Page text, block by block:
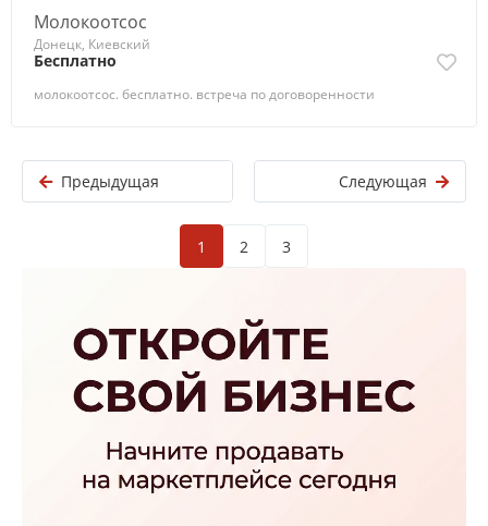
Молокоотсос
Донецк, Киевский
Бесплатно
молокоотсос. бесплатно. встреча по договоренности
Предыдущая Следующая
1 2 3